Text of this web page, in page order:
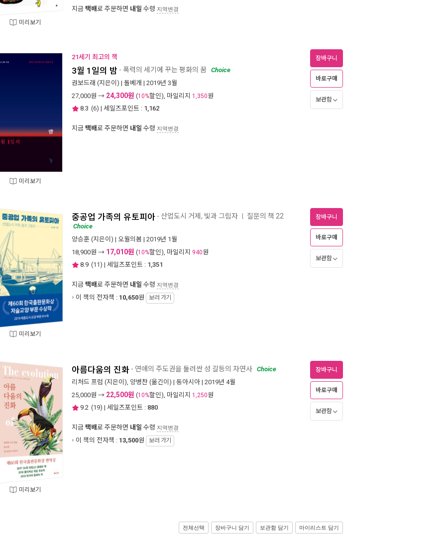
미리보기
지금 택배로 주문하면 내일 수령 지역변경
미리보기
21세기 최고의 책
3월 1일의 밤 - 폭력의 세기에 꾸는 평화의 꿈
Choice
권보드래 (지은이) | 돌베개 | 2019년 3월
27,000원 → 24,300원 (10%할인), 마일리지 1,350원
8.3 (6) | 세일즈포인트 : 1,162
지금 택배로 주문하면 내일 수령 지역변경
장바구니
바로구매
보관함
미리보기
중공업 가족의 유토피아 - 산업도시 거제, 빛과 그림자 질문의 책 22
Choice
양승훈 (지은이) | 오월의봄 | 2019년 1월
18,900원 → 17,010원 (10%할인), 마일리지 940원
8.9 (11) | 세일즈포인트 : 1,351
지금 택배로 주문하면 내일 수령 지역변경
이 책의 전자책 : 10,650원 보러 가기
장바구니
바로구매
보관함
미리보기
아름다움의 진화 - 연애의 주도권을 둘러싼 성 갈등의 자연사 Choice
리처드 프럼 (지은이), 양병찬 (옮긴이) | 동아시아 | 2019년 4월
25,000원 → 22,500원 (10%할인), 마일리지 1,250원
9.2 (19) | 세일즈포인트 : 880
지금 택배로 주문하면 내일 수령 지역변경
이 책의 전자책 : 13,500원 보러 가기
장바구니
바로구매
보관함
전체선택 장바구니 담기 보관함 담기 마이리스트 담기